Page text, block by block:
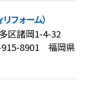
フォーム）
区諸岡1-4-32
8901 福岡県